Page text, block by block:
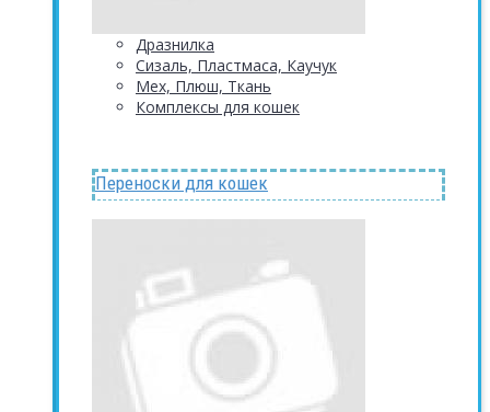
Дразнилка
Сизаль, Пластмаса, Каучук
Мех, Плюш, Ткань
Комплексы для кошек
Переноски для кошек